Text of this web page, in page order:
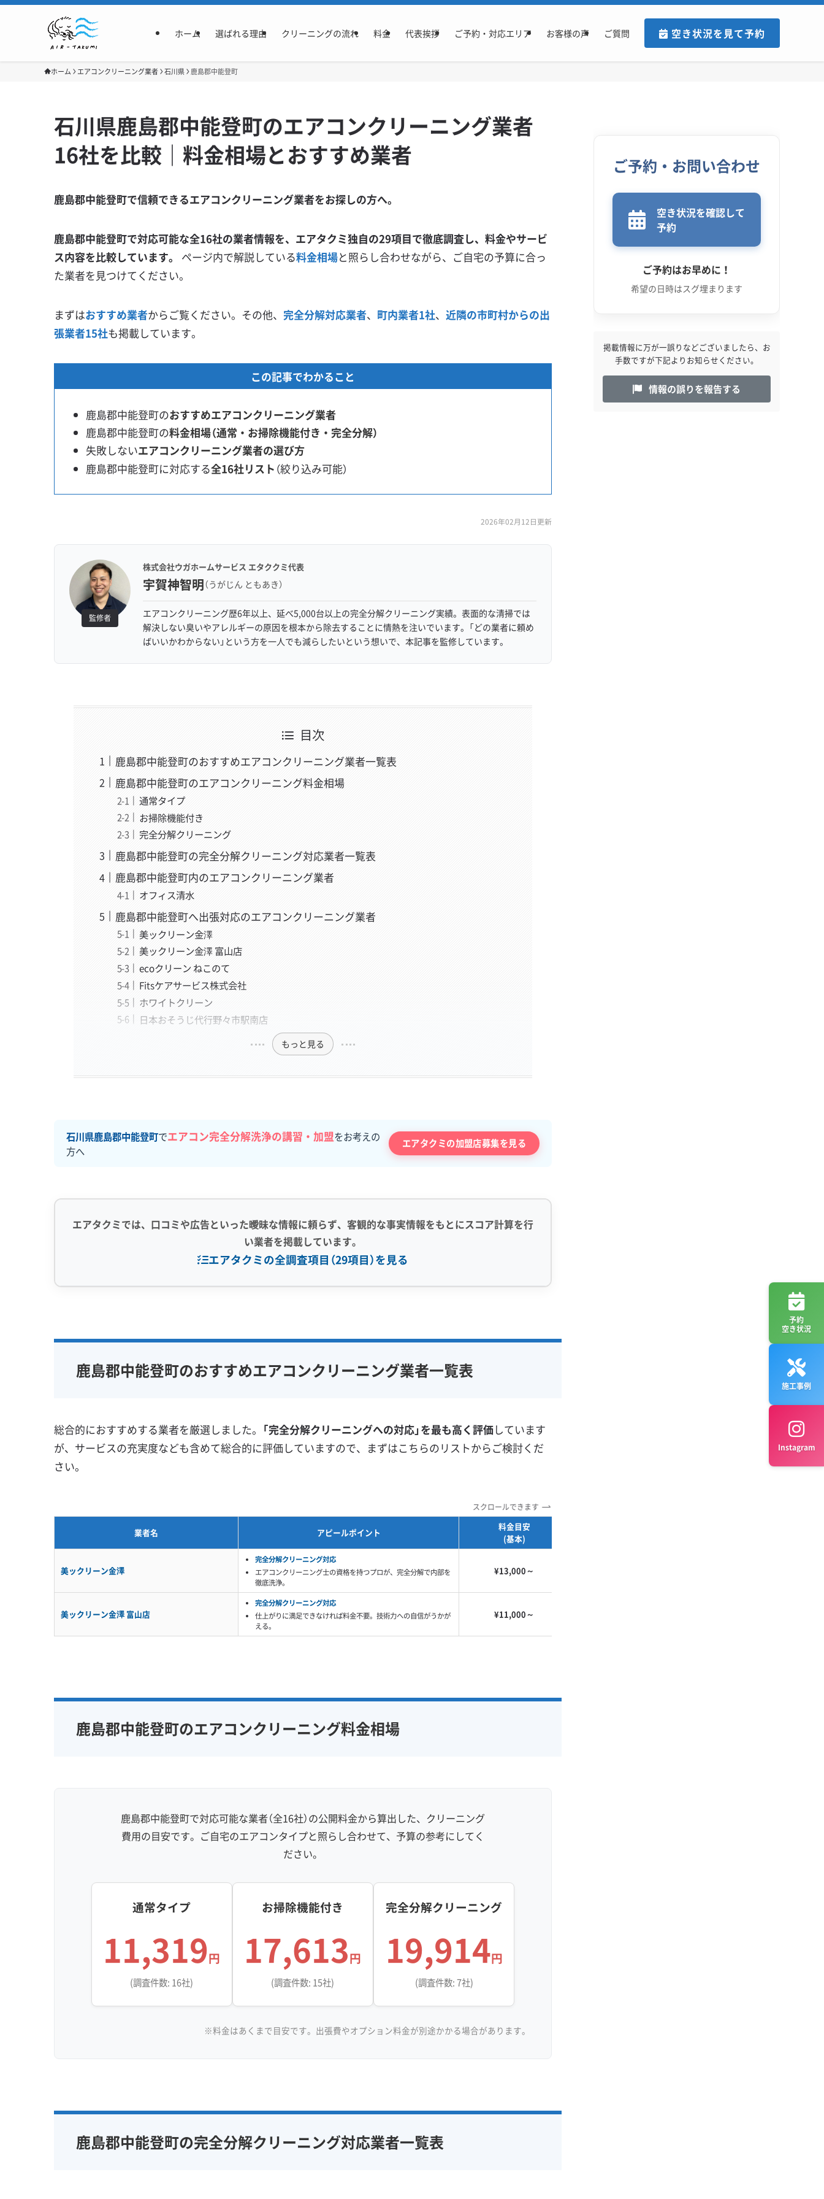
ホーム 選ばれる理由 クリーニングの流れ 料金 代表挨拶 ご予約・対応エリア お客様の声 ご質問 空き状況を見て予約
ホーム エアコンクリーニング業者 石川県 鹿島郡中能登町
石川県鹿島郡中能登町のエアコンクリーニング業者
16社を比較｜料金相場とおすすめ業者
鹿島郡中能登町で信頼できるエアコンクリーニング業者をお探しの方へ。
鹿島郡中能登町で対応可能な全16社の業者情報を、エアタクミ独自の29項目で徹底調査し、料金やサービ
ス内容を比較しています。
ページ内で解説している料金相場と照らし合わせながら、ご自宅の予算に合っ
た業者を見つけてください。
まずはおすすめ業者からご覧ください。その他、 完全分解対応業者、 町内業者1社、 近隣の市町村からの出
張業者15社も掲載しています。
この記事でわかること
鹿島郡中能登町のおすすめエアコンクリーニング業者
鹿島郡中能登町の料金相場（通常・お掃除機能付き・完全分解）
失敗しないエアコンクリーニング業者の選び方
鹿島郡中能登町に対応する全16社リスト （絞り込み可能）
2026年02月12日更新
監修者
株式会社ウガホームサービス エタククミ代表
宇賀神智明（うがじん ともあき）
エアコンクリーニング歴6年以上、延べ5,000台以上の完全分解クリーニング実績。表面的な清掃では
解決しない臭いやアレルギーの原因を根本から除去することに情熱を注いでいます。「どの業者に頼め
ばいいかわからない」という方を一人でも減らしたいという想いで、本記事を監修しています。
目次
鹿島郡中能登町のおすすめエアコンクリーニング業者一覧表
鹿島郡中能登町のエアコンクリーニング料金相場
通常タイプ
お掃除機能付き
完全分解クリーニング
鹿島郡中能登町の完全分解クリーニング対応業者一覧表
鹿島郡中能登町内のエアコンクリーニング業者
オフィス清水
鹿島郡中能登町へ出張対応のエアコンクリーニング業者
美ックリーン金澤
美ックリーン金澤 富山店
ecoクリーン ねこのて
Fitsケアサービス株式会社
ホワイトクリーン
日本おそうじ代行野々市駅南店
もっと見る
石川県鹿島郡中能登町でエアコン完全分解洗浄の講習・加盟をお考えの
方へ
エアタクミの加盟店募集を見る
エアタクミでは、口コミや広告といった曖昧な情報に頼らず、客観的な事実情報をもとにスコア計算を行
い業者を掲載しています。
エアタクミの全調査項目（29項目）を見る
完全分解洗浄
部分クリーニング
家庭用エアコン
業務用エアコン
保証付き
アフターフォロー
アレルギー対策
ハウスダスト除去
定額料金 複数台割引
初回割引
即日対応可能
24時間対応
防汚コーティング
鹿島郡中能登町のおすすめエアコンクリーニング業者一覧表
総合的におすすめする業者を厳選しました。 「完全分解クリーニングへの対応」を最も高く評価しています
が、サービスの充実度なども含めて総合的に評価していますので、まずはこちらのリストからご検討くだ
さい。
スクロールできます
業者名 アピールポイント
料金目安
(基本)
美ックリーン金澤
完全分解クリーニング対応
エアコンクリーニング士の資格を持つプロが、完全分解で内部を
徹底洗浄。
¥13,000～
美ックリーン金澤 富山店
完全分解クリーニング対応
仕上がりに満足できなければ料金不要。技術力への自信がうかが
える。
¥11,000～
鹿島郡中能登町のエアコンクリーニング料金相場
鹿島郡中能登町で対応可能な業者（全16社）の公開料金から算出した、クリーニング
費用の目安です。ご自宅のエアコンタイプと照らし合わせて、予算の参考にしてく
ださい。
通常タイプ
11,319円
(調査件数: 16社)
お掃除機能付き
17,613円
(調査件数: 15社)
完全分解クリーニング
19,914円
(調査件数: 7社)
※料金はあくまで目安です。出張費やオプション料金が別途かかる場合があります。
鹿島郡中能登町の完全分解クリーニング対応業者一覧表
ご予約・お問い合わせ
空き状況を確認して
予約
ご予約はお早めに！
希望の日時はスグ埋まります
掲載情報に万が一誤りなどございましたら、お
手数ですが下記よりお知らせください。
情報の誤りを報告する
予約
空き状況
施工事例
Instagram